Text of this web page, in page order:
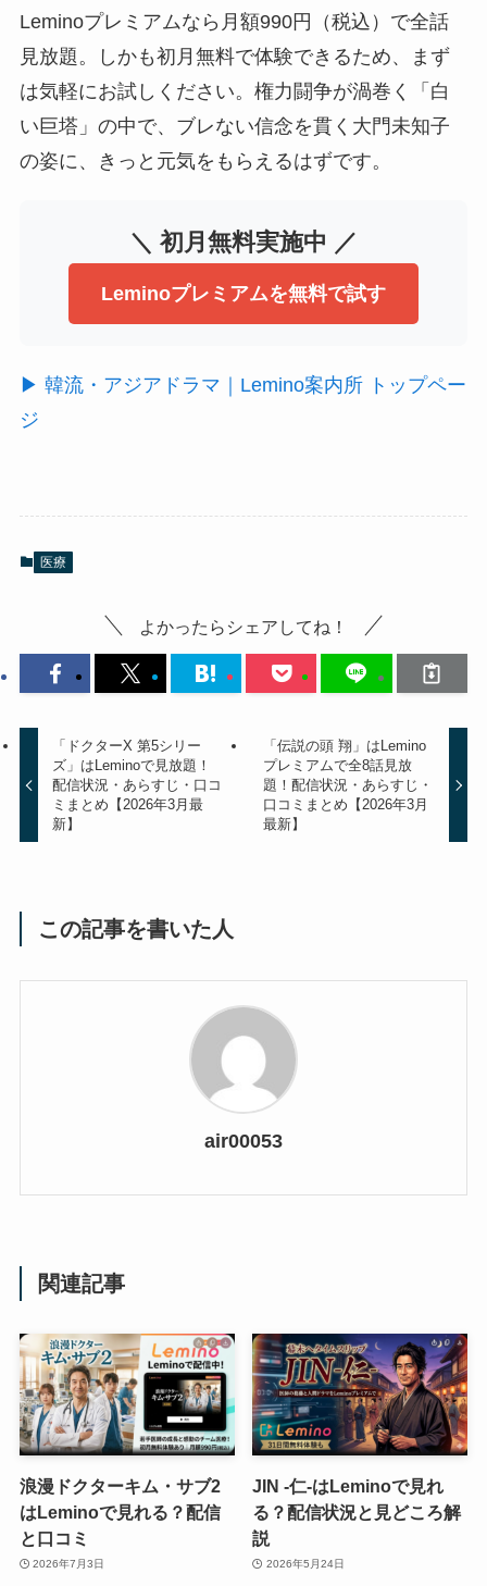
Leminoプレミアムなら月額990円（税込）で全話
見放題。しかも初月無料で体験できるため、まず
は気軽にお試しください。権力闘争が渦巻く「白
い巨塔」の中で、ブレない信念を貫く大門未知子
の姿に、きっと元気をもらえるはずです。
＼ 初月無料実施中 ／
Leminoプレミアムを無料で試す
▶ 韓流・アジアドラマ｜Lemino案内所 トップペー
ジ
医療
よかったらシェアしてね！
「ドクターX 第5シリー
ズ」はLeminoで見放題！
配信状況・あらすじ・口コ
ミまとめ【2026年3月最
新】
「伝説の頭 翔」はLemino
プレミアムで全8話見放
題！配信状況・あらすじ・
口コミまとめ【2026年3月
最新】
この記事を書いた人
air00053
関連記事
浪漫ドクターキム・サブ2
はLeminoで見れる？配信
と口コミ
2026年7月3日
JIN -仁-はLeminoで見れ
る？配信状況と見どころ解
説
2026年5月24日